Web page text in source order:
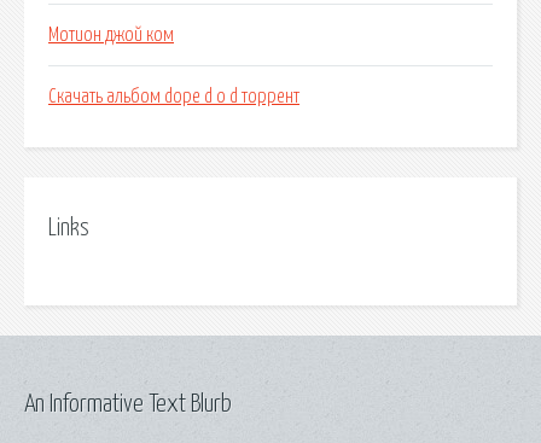
Мотион джой ком
Скачать альбом dope d o d торрент
Links
An Informative Text Blurb